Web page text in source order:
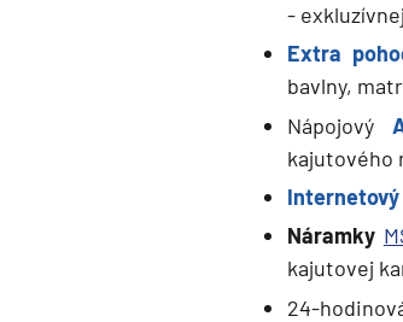
-
Extra
bavlny,
Nápojový
kajutového
Náramky
kajutovej
24-